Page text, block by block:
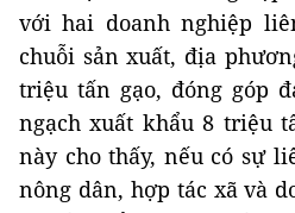
với hai doanh nghiệp
chuỗi sản xuất, địa
triệu tấn gạo, đóng góp
ngạch xuất khẩu 8 triệu
này cho thấy, nếu có sự
nông dân, hợp tác xã và